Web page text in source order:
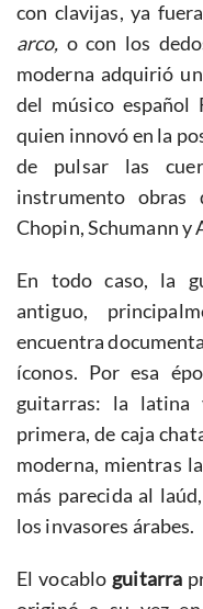
con clavijas, ya
arco, o con los
moderna adquirió
del músico español
quien innovó en la
de pulsar las
instrumento obras
Chopin, Schumann y
En todo caso, la
antiguo,
encuentra
íconos. Por esa
guitarras: la latina
primera, de caja
moderna, mientras
más parecida al
los invasores árabes.
El vocablo guitarra